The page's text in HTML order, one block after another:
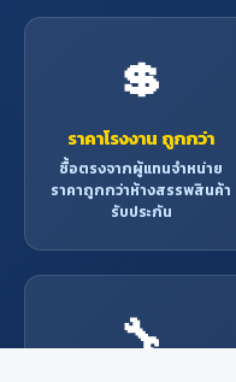
💲
ราคาโรงงาน ถูกกว่า
ซื้อตรงจากผู้แทนจำหน่าย
ราคาถูกกว่าห้างสรรพสินค้า
รับประกัน
🔧